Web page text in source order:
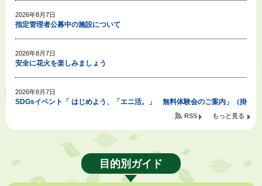
2026年8月7日
指定管理者公募中の施設について
2026年8月7日
安全に花火を楽しみましょう
2026年8月7日
SDGsイベント「 はじめよう、「エニ活。」 無料体験会のご案内」（掛
「掛川の教育<統計書>」について
2026年8月6日
もっと見る
RSS
目的別ガイド